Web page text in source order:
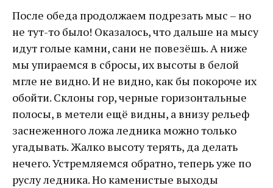
После обеда продолжаем подрезать мыс – но
не тут-то было! Оказалось, что дальше на мысу
идут голые камни, сани не повезёшь. А ниже
мы упираемся в сбросы, их высоты в белой
мгле не видно. И не видно, как бы покороче их
обойти. Склоны гор, черные горизонтальные
полосы, в метели ещё видны, а внизу рельеф
заснеженного ложа ледника можно только
угадывать. Жалко высоту терять, да делать
нечего. Устремляемся обратно, теперь уже по
руслу ледника. Но каменистые выходы